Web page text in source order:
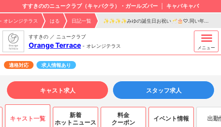
すすきののニュークラブ（キャバクラ）・ガールズバー キャバキャバ
レンジテラス はる 日記一覧 ✨✨✨✨みゆの誕生日お祝い🥂🎂♡.同い年...
すすきの ／ ニュークラブ
Orange Terrace - オレンジテラス メニュー
適格対応 求人情報あり
キャスト求人 スタッフ求人
キャスト一覧
新着
ホットニュース
料金
クーポン
イベント情報 出勤